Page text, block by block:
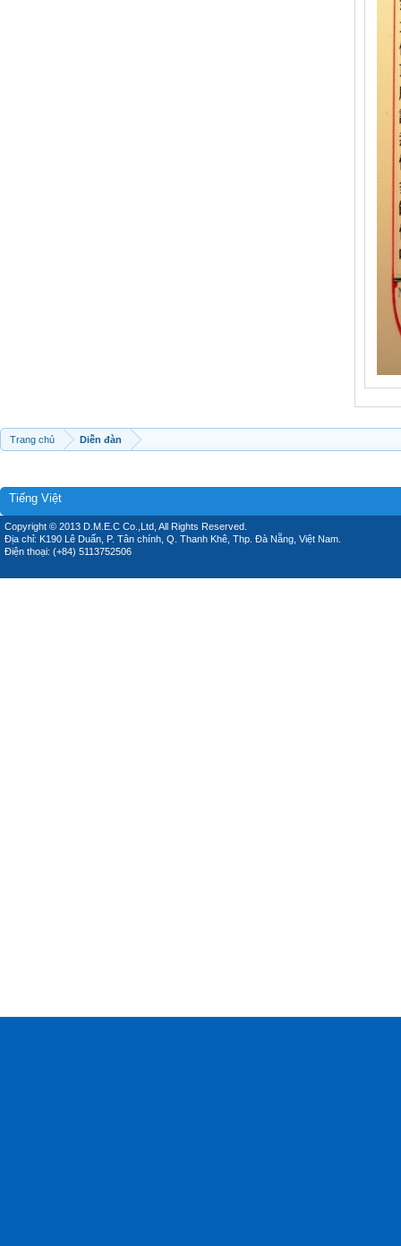
Trang chủ Diễn đàn
Tiếng Việt
Copyright © 2013 D.M.E.C Co.,Ltd, All Rights Reserved.
Địa chỉ: K190 Lê Duẩn, P. Tân chính, Q. Thanh Khê, Thp. Đà Nẵng, Việt Nam.
Điện thoại: (+84) 5113752506